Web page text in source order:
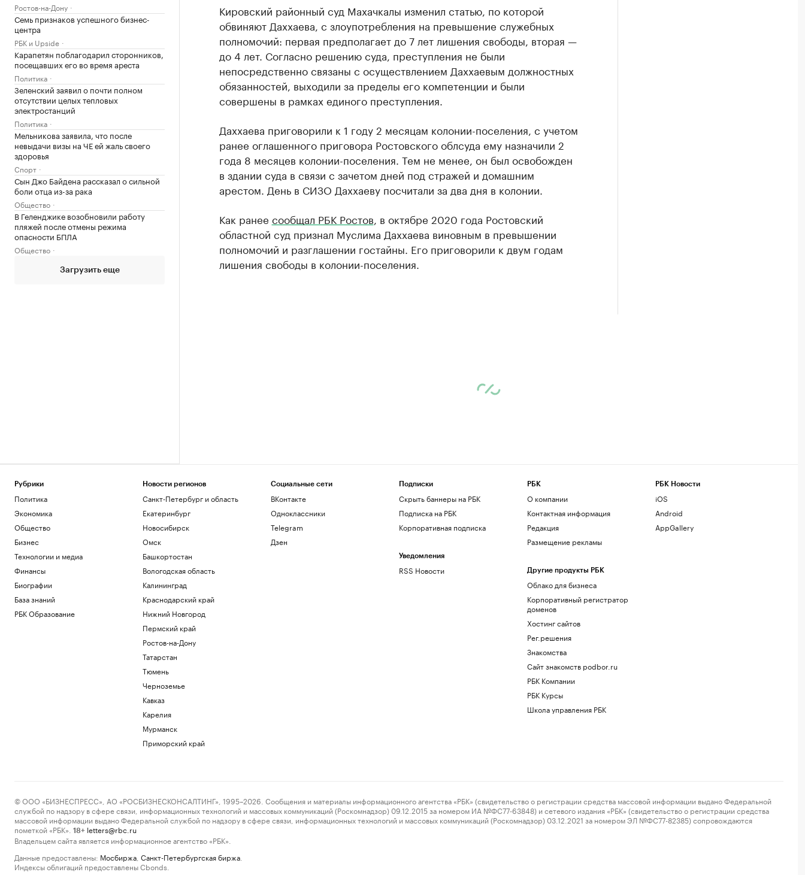
Ростов-на-Дону
Семь признаков успешного бизнес-
центра
РБК и Upside
Карапетян поблагодарил сторонников,
посещавших его во время ареста
Политика
Зеленский заявил о почти полном
отсутствии целых тепловых
электростанций
Политика
Мельникова заявила, что после
невыдачи визы на ЧЕ ей жаль своего
здоровья
Спорт
Сын Джо Байдена рассказал о сильной
боли отца из-за рака
Общество
В Геленджике возобновили работу
пляжей после отмены режима
опасности БПЛА
Общество
Загрузить еще
Кировский районный суд Махачкалы изменил статью, по которой
обвиняют Даххаева, с злоупотребления на превышение служебных
полномочий: первая предполагает до 7 лет лишения свободы, вторая —
до 4 лет. Согласно решению суда, преступления не были
непосредственно связаны с осуществлением Даххаевым должностных
обязанностей, выходили за пределы его компетенции и были
совершены в рамках единого преступления.
Даххаева приговорили к 1 году 2 месяцам колонии-поселения, с учетом
ранее оглашенного приговора Ростовского облсуда ему назначили 2
года 8 месяцев колонии-поселения. Тем не менее, он был освобожден
в здании суда в связи с зачетом дней под стражей и домашним
арестом. День в СИЗО Даххаеву посчитали за два дня в колонии.
Как ранее сообщал РБК Ростов , в октябре 2020 года Ростовский
областной суд признал Муслима Даххаева виновным в превышении
полномочий и разглашении гостайны. Его приговорили к двум годам
лишения свободы в колонии-поселения.
Рубрики
Политика
Экономика
Общество
Бизнес
Технологии и медиа
Финансы
Биографии
База знаний
РБК Образование
Новости регионов
Санкт-Петербург и область
Екатеринбург
Новосибирск
Омск
Башкортостан
Вологодская область
Калининград
Краснодарский край
Нижний Новгород
Пермский край
Ростов-на-Дону
Татарстан
Тюмень
Черноземье
Кавказ
Карелия
Мурманск
Приморский край
Социальные сети
ВКонтакте
Одноклассники
Telegram
Дзен
Подписки
Скрыть баннеры на РБК
Подписка на РБК
Корпоративная подписка
Уведомления
RSS Новости
РБК
О компании
Контактная информация
Редакция
Размещение рекламы
Другие продукты РБК
Облако для бизнеса
Корпоративный регистратор
доменов
Хостинг сайтов
Рег.решения
Знакомства
Сайт знакомств podbor.ru
РБК Компании
РБК Курсы
Школа управления РБК
РБК Новости
iOS
Android
AppGallery
© ООО «БИЗНЕСПРЕСС», АО «РОСБИЗНЕСКОНСАЛТИНГ», 1995–2026. Сообщения и материалы информационного агентства «РБК» (свидетельство о регистрации средства массовой информации выдано Федеральной
службой по надзору в сфере связи, информационных технологий и массовых коммуникаций (Роскомнадзор) 09.12.2015 за номером ИА №ФС77-63848) и сетевого издания «РБК» (свидетельство о регистрации средства
массовой информации выдано Федеральной службой по надзору в сфере связи, информационных технологий и массовых коммуникаций (Роскомнадзор) 03.12.2021 за номером ЭЛ №ФС77-82385) сопровождаются
пометкой «РБК».
18+ letters@rbc.ru
Владельцем сайта является информационное агентство «РБК».
Данные предоставлены: Мосбиржа Санкт-Петербургская биржа
Индексы облигаций предоставлены Cbonds.